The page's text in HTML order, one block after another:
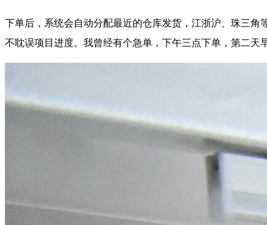
下单后，系统会自动分配最近的仓库发货，江浙沪、珠三
不耽误项目进度。我曾经有个急单，下午三点下单，第二天